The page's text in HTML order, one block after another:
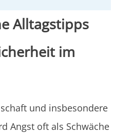
Alltagstipps
im
und insbesondere
Angst oft als Schwäche